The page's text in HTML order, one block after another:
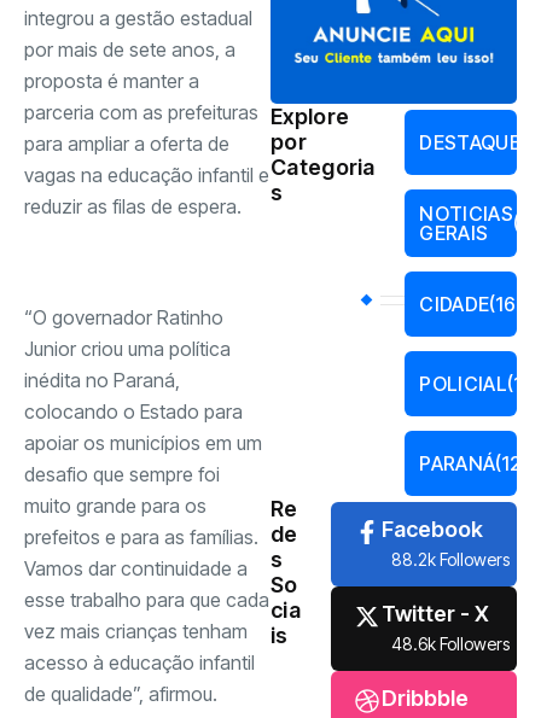
integrou a gestão estadual
por mais de sete anos, a
proposta é manter a
parceria com as prefeituras
para ampliar a oferta de
vagas na educação infantil e
reduzir as filas de espera.
“O governador Ratinho
Junior criou uma política
inédita no Paraná,
colocando o Estado para
apoiar os municípios em um
desafio que sempre foi
muito grande para os
prefeitos e para as famílias.
Vamos dar continuidade a
esse trabalho para que cada
vez mais crianças tenham
acesso à educação infantil
de qualidade”, afirmou.
Explore
por
Categoria
s
DESTAQUES
NOTICIAS
GERAIS
CIDADE(168)
POLICIAL
PARANÁ(121)
Re
de
s
So
cia
is
Facebook
88.2k Followers
Twitter - X
48.6k Followers
Dribbble